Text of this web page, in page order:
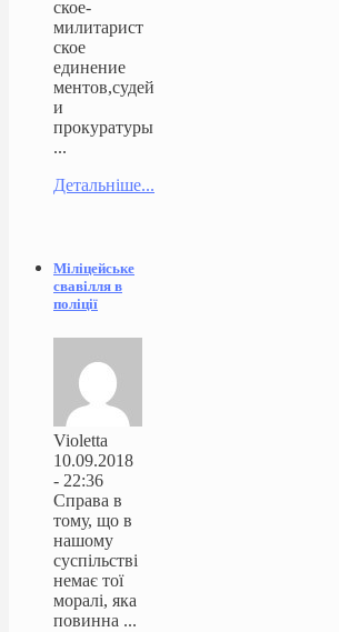
ское-
милитарист
ское
единение
ментов,судей
и
прокуратуры
...
Детальніше...
Міліцейське
свавілля в
поліції
Violetta
10.09.2018
- 22:36
Справа в
тому, що в
нашому
суспільстві
немає тої
моралі, яка
повинна ...